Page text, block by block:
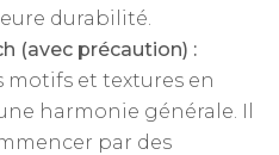
durabilité.
(avec précaution) :
et textures en
harmonie générale. Il
par des